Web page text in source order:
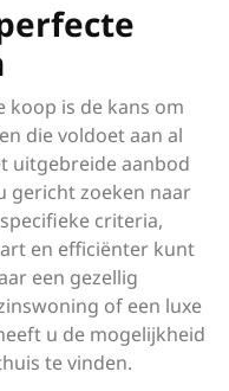
koop is de kans om
die voldoet aan al
uitgebreide aanbod
gericht zoeken naar
criteria,
en efficiënter kunt
een gezellig
of een luxe
u de mogelijkheid
te vinden.